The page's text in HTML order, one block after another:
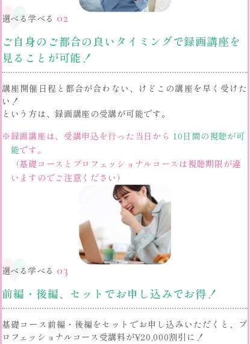
選べる学べる 02
ご自身のご都合の良いタイミングで録画講座を
見ることが可能！
講座開催日程と都合が合わない、けどこの講座を早く受けた
い！
という方は、録画講座の受講が可能です。
※ 録画講座は、受講申込を行った当日から 10日間の視聴が可
能です。
（基礎コースとプロフェッショナルコースは視聴期限が違
いますのでご注意ください）
選べる学べる 03
前編・後編、セットでお申し込みでお得！
基礎コース前編・後編をセットでお申し込みいただくと、プ
ロフェッショナルコース受講料が¥20,000割引に！